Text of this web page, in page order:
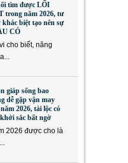
tìm được LỐI
trong năm 2026, tư
khác biệt tạo nên sự
CÓ
cho biết, năng
giáp sống bao
dễ gặp vận may
2026, tài lộc có
sắc bất ngờ
2026 được cho là